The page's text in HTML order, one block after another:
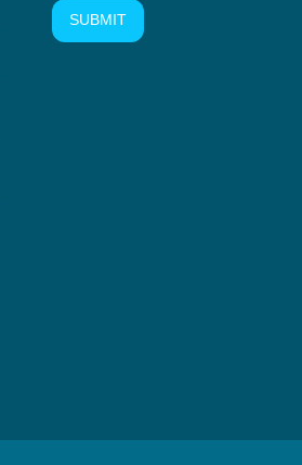
SUBMIT